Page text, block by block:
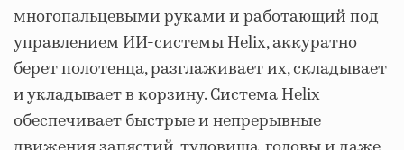
многопальцевыми руками и работающий под
управлением ИИ-системы Helix, аккуратно
берет полотенца, разглаживает их, складывает
и укладывает в корзину. Система Helix
обеспечивает быстрые и непрерывные